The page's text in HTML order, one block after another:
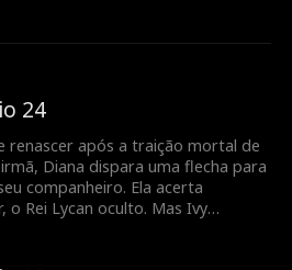
24
renascer após a traição mortal de
Diana dispara uma flecha para
companheiro. Ela acerta
o Rei Lycan oculto. Mas Ivy